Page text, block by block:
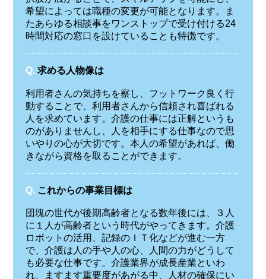
希望によっては職種の変更が可能となります。ま
たあらゆる相談事をワンストップで受け付ける24
時間対応の窓口を設けていることも特徴です。
Q. 求める人物像は
利用者さんの気持ちを察し、フットワーク良く行
動することで、利用者さんから信頼され喜ばれる
人を求めています。介護の仕事には正解というも
のがありませんし、人を相手にする仕事なので思
いやりの心が大切です。本人の希望があれば、働
きながら資格を取ることができます。
Q. これからの事業目標は
団塊の世代が後期高齢者となる数年後には、３人
に１人が高齢者という時代がやってきます。介護
ロボットの活用、記録のＩＴ化などが進む一方
で、介護は人の手や人の心、人間の力がどうして
も必要な仕事です。介護業界が成長産業といわ
れ、ますます重要度があがる中、人材の確保にい